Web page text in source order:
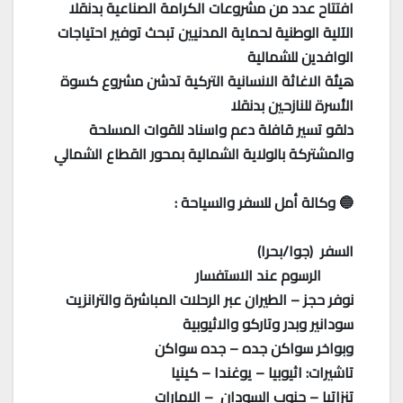
افتتاح عدد من مشروعات الكرامة الصناعية بدنقلا
الآلية الوطنية لحماية المدنيين تبحث توفير احتياجات
الوافدين للشمالية
هيئة الاغاثة الانسانية التركية تدشن مشروع كسوة
الأسرة للنازحين بدنقلا
دلقو تسير قافلة دعم واسناد للقوات المسلحة
والمشتركة بالولاية الشمالية بمحور القطاع الشمالي
🔵 وكالة أمل للسفر والسياحة :
السفر (جوا/بحرا)
الرسوم عند الاستفسار
نوفر حجز – الطيران عبر الرحلات المباشرة والترانزيت
سودانير وبدر وتاركو والاثيوبية
وبواخر سواكن جده – جده سواكن
تاشيرات: اثيوبيا – يوغندا – كينيا
تنزاتيا – جنوب السودان – الامارات